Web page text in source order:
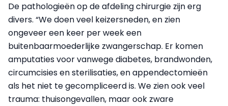
De pathologieën op de afdeling chirurgie zijn erg
divers. “We doen veel keizersneden, en zien
ongeveer een keer per week een
buitenbaarmoederlijke zwangerschap. Er komen
amputaties voor vanwege diabetes, brandwonden,
circumcisies en sterilisaties, en appendectomieën
als het niet te gecompliceerd is. We zien ook veel
trauma: thuisongevallen, maar ook zware